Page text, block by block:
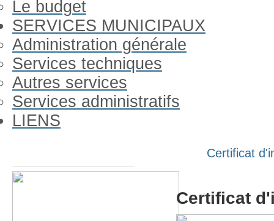
Le budget
SERVICES MUNICIPAUX
Administration générale
Services techniques
Autres services
Services administratifs
LIENS
Certificat
Certificat